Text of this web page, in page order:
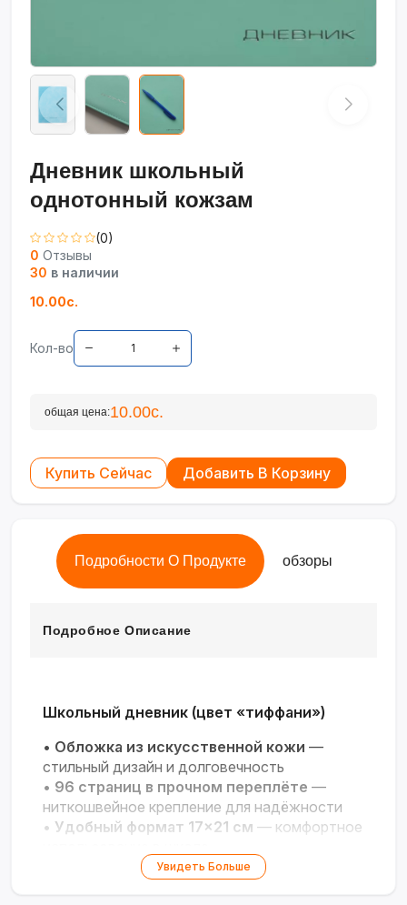
Дневник школьный
однотонный кожзам
(0)
0 Отзывы
30 в наличии
10.00с.
Кол-во
общая цена:10.00с.
Купить Сейчас Добавить В Корзину
Подробности О Продукте обзоры
Подробное Описание
Школьный дневник (цвет «тиффани»)
• Обложка из искусственной кожи —
стильный дизайн и долговечность
• 96 страниц в прочном переплёте —
ниткошвейное крепление для надёжности
• Удобный формат 17×21 см — комфортное
Нежный цвет «тиффани»— подходит
Увидеть Больше